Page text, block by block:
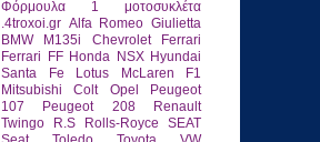
Φόρμουλα 1
μοτοσυκλέτα
.4troxoi.gr Alfa Romeo Giulietta
BMW M135i
Chevrolet
Ferrari
Ferrari FF Honda NSX Hyundai
Santa Fe
Lotus
McLaren F1
Mitsubishi Colt
Opel
Peugeot
107
Peugeot 208
Renault
Twingo R.S
Rolls-Royce
SEAT